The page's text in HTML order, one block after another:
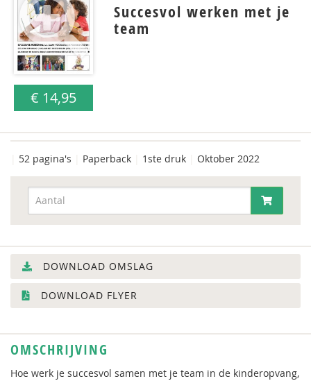
€ 14,95
Succesvol werken met je
team
52 pagina's Paperback 1ste druk Oktober 2022
DOWNLOAD OMSLAG
DOWNLOAD FLYER
OMSCHRIJVING
Hoe werk je succesvol samen met je team in de kinderopvang,